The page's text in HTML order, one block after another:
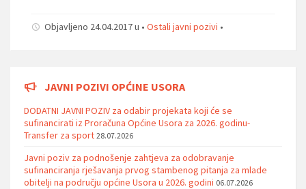
Objavljeno 24.04.2017 u • Ostali javni pozivi •
JAVNI POZIVI OPĆINE USORA
DODATNI JAVNI POZIV za odabir projekata koji će se
sufinancirati iz Proračuna Općine Usora za 2026. godinu-
Transfer za sport 28.07.2026
Javni poziv za podnošenje zahtjeva za odobravanje
sufinanciranja rješavanja prvog stambenog pitanja za mlade
obitelji na području općine Usora u 2026. godini 06.07.2026